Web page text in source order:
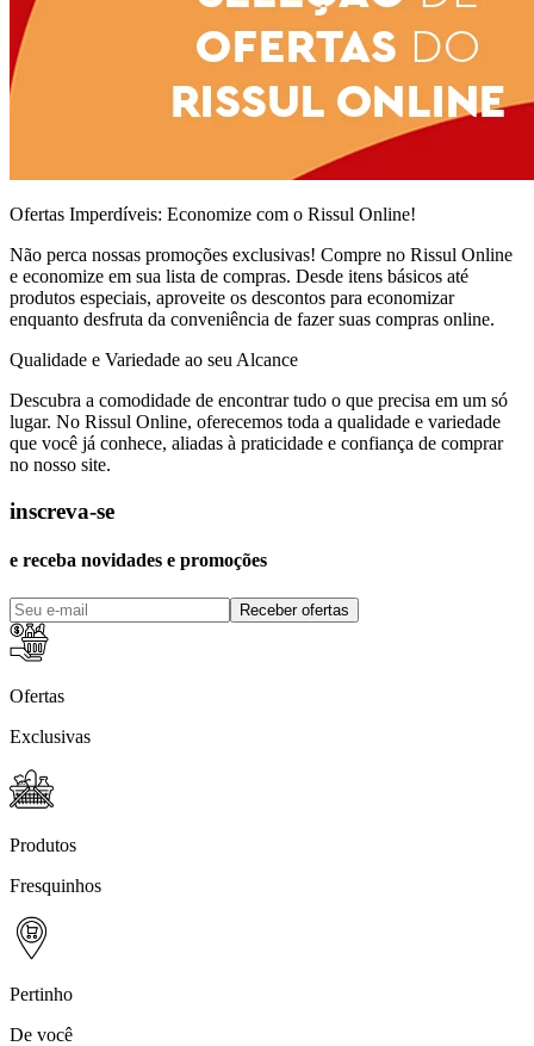
Ofertas Imperdíveis: Economize com o Rissul Online!
Não perca nossas promoções exclusivas! Compre no Rissul Online
e economize em sua lista de compras. Desde itens básicos até
produtos especiais, aproveite os descontos para economizar
enquanto desfruta da conveniência de fazer suas compras online.
Qualidade e Variedade ao seu Alcance
Descubra a comodidade de encontrar tudo o que precisa em um só
lugar. No Rissul Online, oferecemos toda a qualidade e variedade
que você já conhece, aliadas à praticidade e confiança de comprar
no nosso site.
inscreva-se
e receba novidades e promoções
Receber ofertas
Ofertas
Exclusivas
Produtos
Fresquinhos
Pertinho
De você